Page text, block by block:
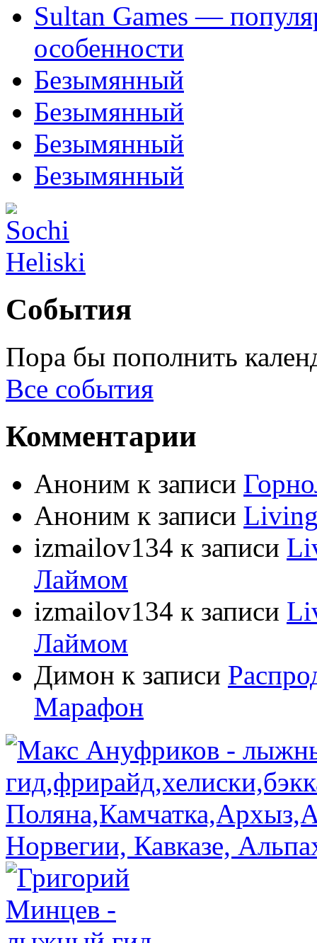
Sultan Games —
особенности
Безымянный
Безымянный
Безымянный
Безымянный
События
Пора бы пополнить
Все события
Комментарии
Аноним к записи
Аноним к записи
izmailov134 к записи
Лаймом
izmailov134 к записи
Лаймом
Димон к записи
Марафон